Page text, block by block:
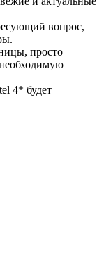
вопрос,
просто
4* будет